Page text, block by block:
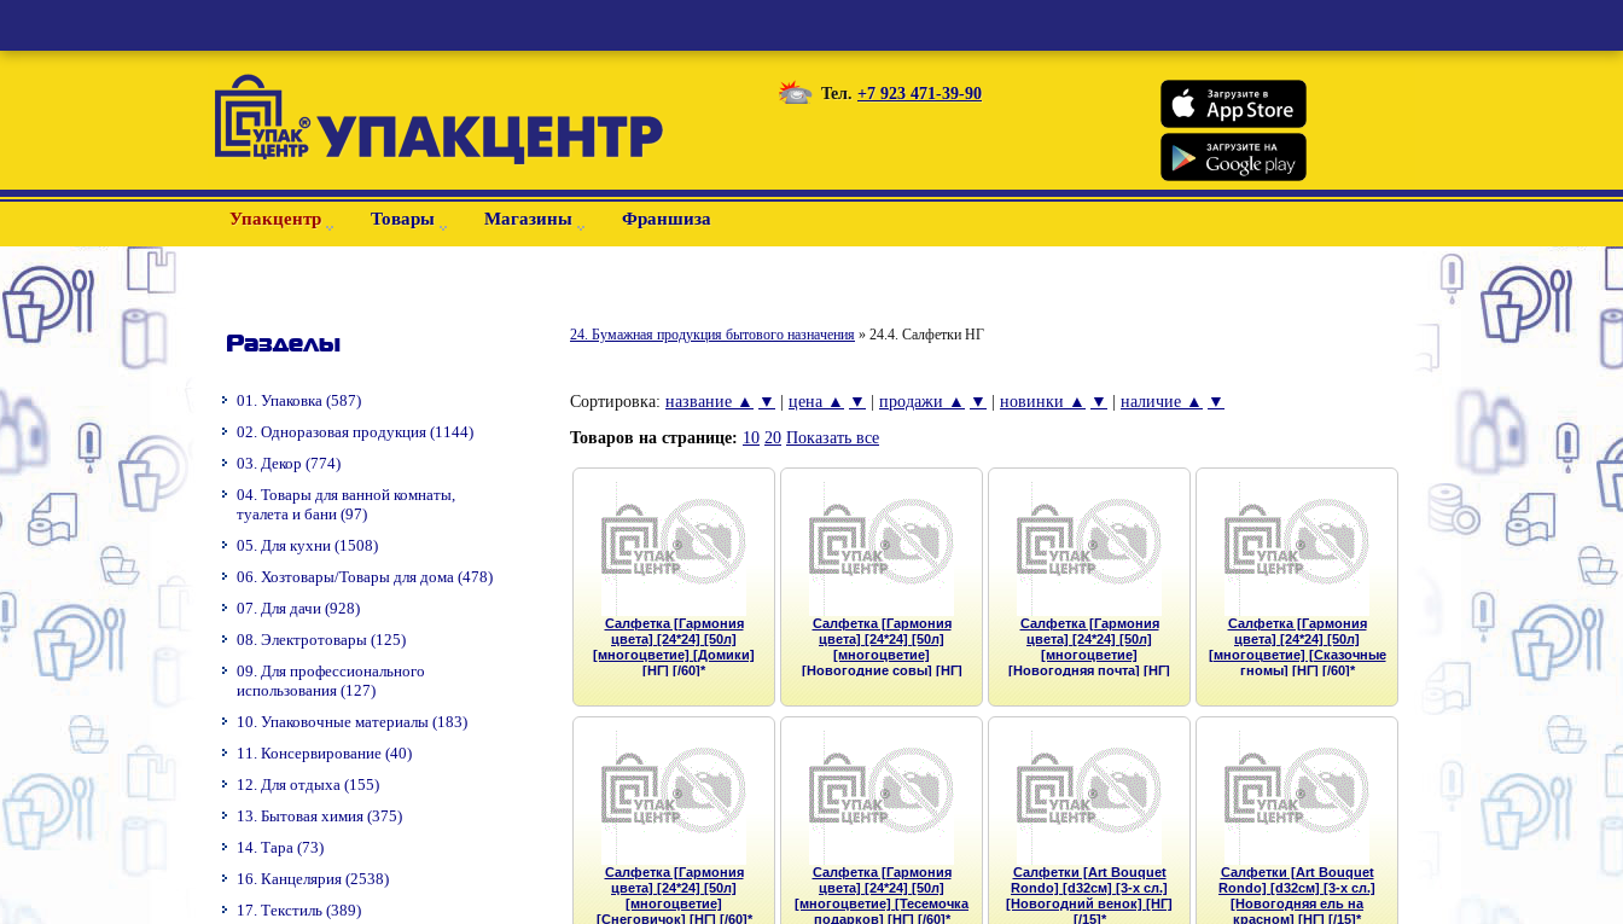
Тел. +7 923 471-39-90
Упакцентр Товары Магазины Франшиза
Разделы
01. Упаковка (587)
02. Одноразовая продукция (1144)
03. Декор (774)
04. Товары для ванной комнаты,
туалета и бани (97)
05. Для кухни (1508)
06. Хозтовары/Товары для дома (478)
07. Для дачи (928)
08. Электротовары (125)
09. Для профессионального
использования (127)
10. Упаковочные материалы (183)
11. Консервирование (40)
12. Для отдыха (155)
13. Бытовая химия (375)
14. Тара (73)
16. Канцелярия (2538)
17. Текстиль (389)
24. Бумажная продукция бытового назначения » 24.4. Салфетки НГ
Сортировка: название ▲ ▼ цена ▲ ▼ продажи ▲ ▼ новинки ▲ ▼ наличие ▲
▼
Товаров на странице: 10 20 Показать все
Салфетка [Гармония
цвета] [24*24] [50л]
[многоцветие] [Домики]
[НГ] [/60]*
Салфетка [Гармония
цвета] [24*24] [50л]
[многоцветие]
[Новогодние совы] [НГ]
Салфетка [Гармония
цвета] [24*24] [50л]
[многоцветие]
[Новогодняя почта] [НГ]
Салфетка [Гармония
цвета] [24*24] [50л]
[многоцветие] [Сказочные
гномы] [НГ] [/60]*
Салфетка [Гармония
цвета] [24*24] [50л]
[многоцветие]
[Снеговичок] [НГ] [/60]*
Салфетка [Гармония
цвета] [24*24] [50л]
[многоцветие] [Тесемочка
подарков] [НГ] [/60]*
Салфетки [Art Bouquet
Rondo] [d32см] [3-х сл.]
[Новогодний венок] [НГ]
[/15]*
Салфетки [Art Bouquet
Rondo] [d32см] [3-х сл.]
[Новогодняя ель на
красном] [НГ] [/15]*